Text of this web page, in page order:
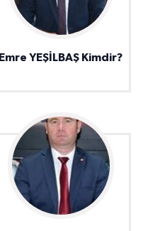
Emre YEŞİLBAŞ Kimdir?